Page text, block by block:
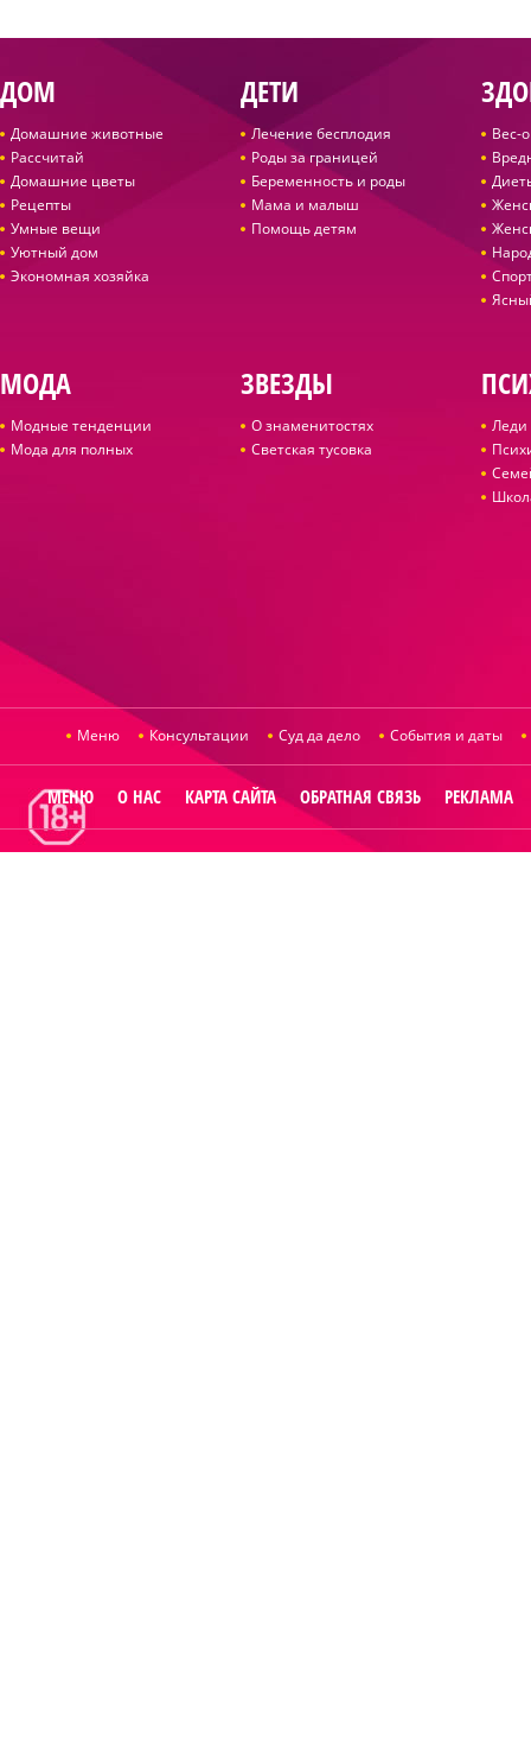
ДОМ
Домашние животные
Рассчитай
Домашние цветы
Рецепты
Умные вещи
Уютный дом
Экономная хозяйка
ДЕТИ
Лечение бесплодия
Роды за границей
Беременность и роды
Мама и малыш
Помощь детям
Вес-
МОДА
Модные тенденции
Мода для полных
ЗВЕЗДЫ
О знаменитостях
Светская тусовка
Леди
Меню Консультации Суд да дело События и даты
МЕНЮ О НАС КАРТА САЙТА ОБРАТНАЯ СВЯЗЬ РЕКЛАМА